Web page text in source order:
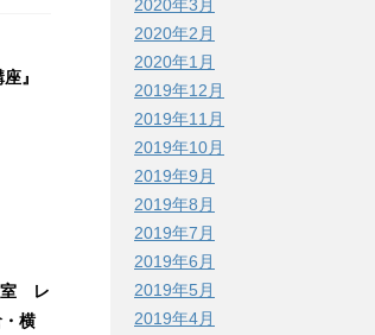
』
室 レ
横
2020年3月
2020年2月
2020年1月
2019年12月
2019年11月
2019年10月
2019年9月
2019年8月
2019年7月
2019年6月
2019年5月
2019年4月